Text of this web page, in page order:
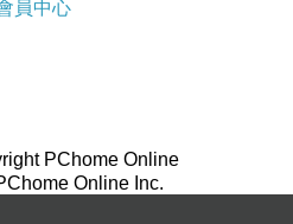
員中心
PChome Online
Online Inc.